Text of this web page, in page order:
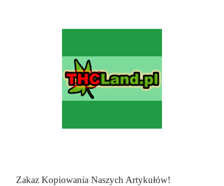
Zakaz Kopiowania Naszych Artykułów!